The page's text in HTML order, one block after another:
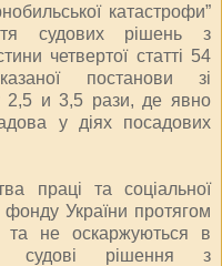
катастрофи”
судових рішень з
четвертої статті 54
постанови зі
2,5 и 3,5 рази, де явно
у діях посадових
праці та соціальної
фонду України протягом
та не оскаржуються в
судові рішення з